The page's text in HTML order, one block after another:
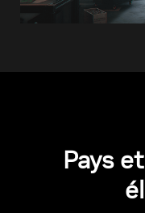
Pays